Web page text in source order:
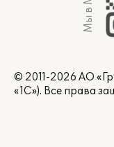
© 2011-2026 АО
«1С»). Все права